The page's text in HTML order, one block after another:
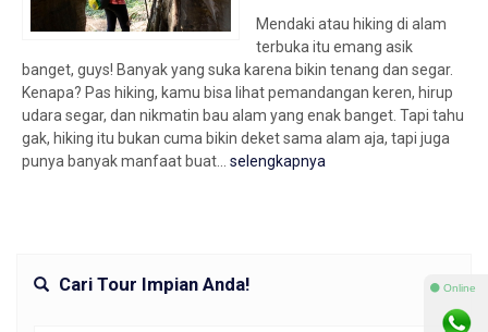
Mendaki atau hiking di alam
terbuka itu emang asik
banget, guys! Banyak yang suka karena bikin tenang dan segar.
Kenapa? Pas hiking, kamu bisa lihat pemandangan keren, hirup
udara segar, dan nikmatin bau alam yang enak banget. Tapi tahu
gak, hiking itu bukan cuma bikin deket sama alam aja, tapi juga
punya banyak manfaat buat... selengkapnya
Cari Tour Impian Anda! ⚫ Online